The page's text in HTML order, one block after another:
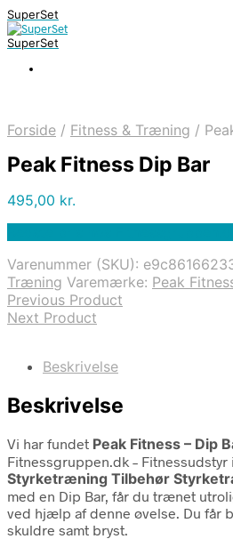
SuperSet
SuperSet
Forside / Fitness & Træning /
Peak Fitness Dip Bar
495,00 kr.
Varenummer (SKU):
Træning Varemærke: Peak
Previous Product
Next Product
Beskrivelse
Beskrivelse
Vi har fundet Peak Fitness – Dip
Fitnessgruppen.dk – Fitnessudstyr
Styrketræning Tilbehør
med en Dip Bar, får du trænet
ved hjælp af denne øvelse. Du får
skuldre samt bryst.